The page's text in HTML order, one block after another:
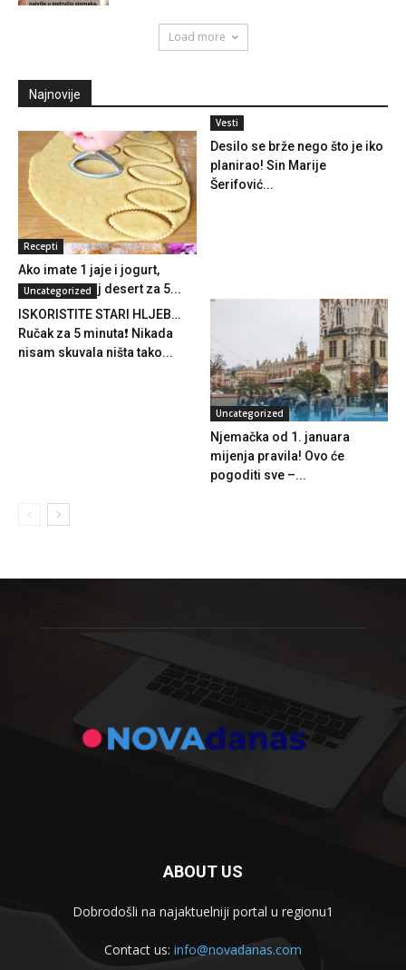
Load more
Najnovije
Recepti
Ako imate 1 jaje i jogurt,
napravite ovaj desert za 5...
Vesti
Desilo se brže nego što je iko
planirao! Sin Marije
Šerifović...
Uncategorized
ISKORISTITE STARI HLJEB…
Ručak za 5 minuta❗️ Nikada
nisam skuvala ništa tako...
Uncategorized
Njemačka od 1. januara
mijenja pravila! Ovo će
pogoditi sve –...
ABOUT US
Dobrodošli na najaktuelniji portal u regionu1
Contact us: info@novadanas.com